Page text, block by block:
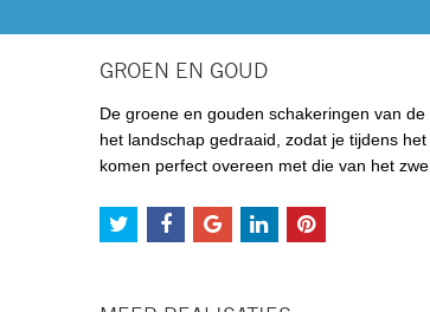
GROEN EN GOUD
De groene en gouden schakeringen van
het landschap gedraaid, zodat je tijdens
komen perfect overeen met die van het